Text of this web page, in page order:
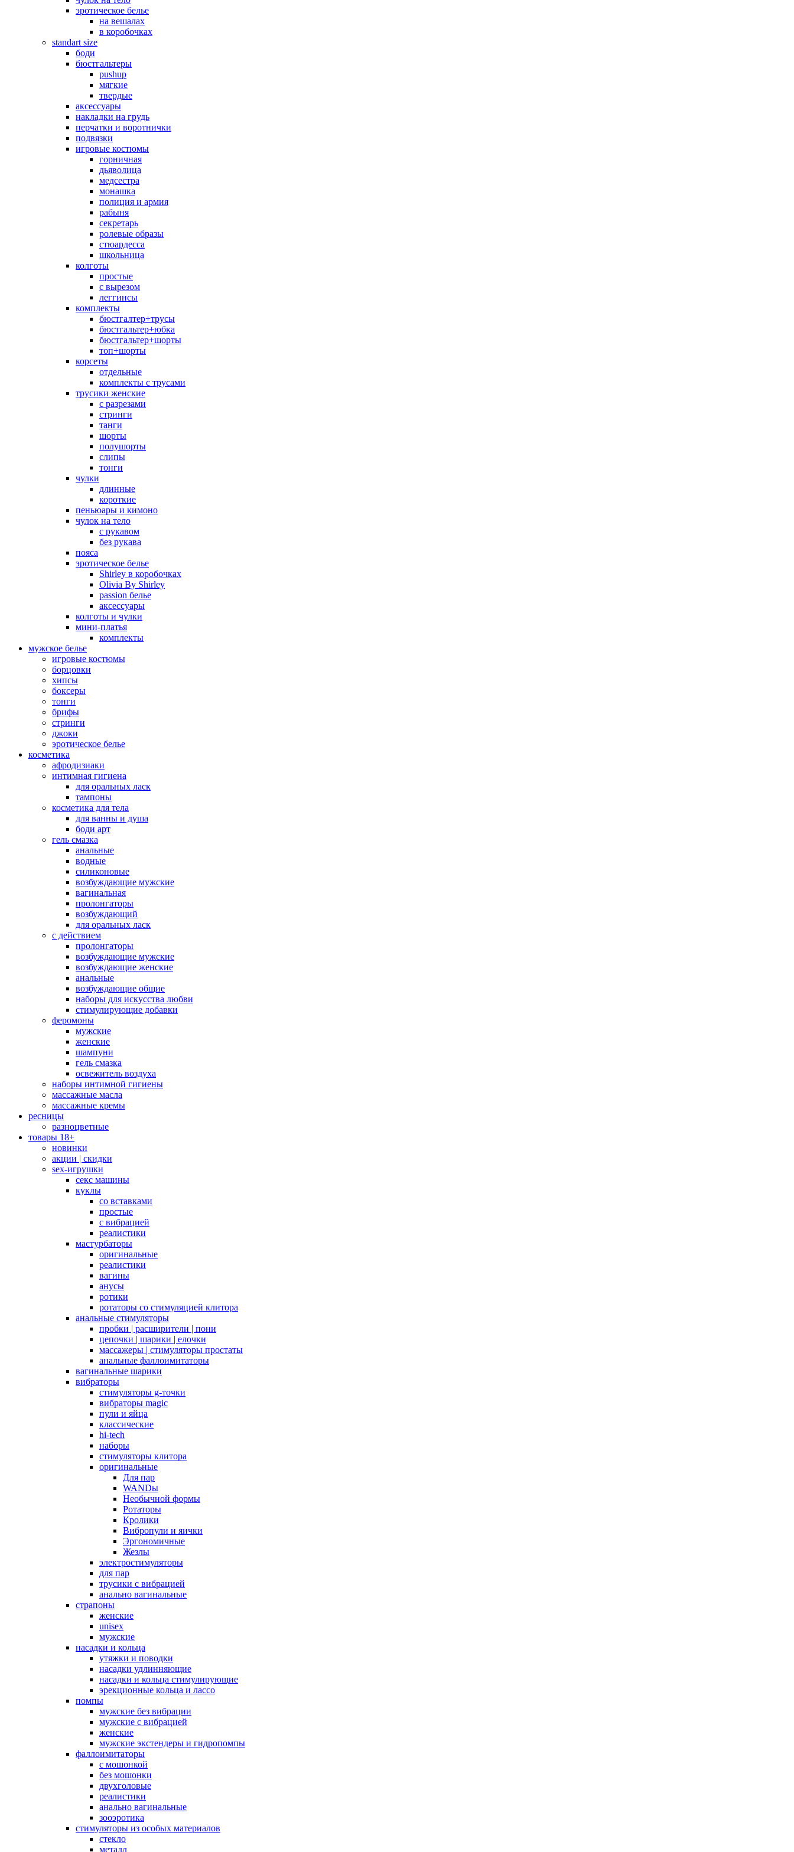
эротическое белье
на вешалах
в коробочках
standart size
боди
бюстгальтеры
pushup
мягкие
твердые
аксессуары
накладки на грудь
перчатки и воротнички
подвязки
игровые костюмы
горничная
дьяволица
медсестра
монашка
полиция и армия
рабыня
секретарь
ролевые образы
стюардесса
школьница
колготы
простые
с вырезом
леггинсы
комплекты
бюстгалтер+трусы
бюстгальтер+юбка
бюстгальтер+шорты
топ+шорты
корсеты
отдельные
комплекты с трусами
трусики женские
с разрезами
стринги
танги
шорты
полушорты
слипы
тонги
чулки
длинные
короткие
пеньюары и кимоно
чулок на тело
с рукавом
без рукава
пояса
эротическое белье
Shirley в коробочках
Olivia By Shirley
passion белье
аксессуары
колготы и чулки
мини-платья
комплекты
мужское белье
игровые костюмы
борцовки
хипсы
боксеры
тонги
брифы
стринги
джоки
эротическое белье
косметика
афродизиаки
интимная гигиена
для оральных ласк
тампоны
косметика для тела
для ванны и душа
боди арт
гель смазка
анальные
водные
силиконовые
возбуждающие мужские
вагинальная
пролонгаторы
возбуждающий
для оральных ласк
с действием
пролонгаторы
возбуждающие мужские
возбуждающие женские
анальные
возбуждающие общие
наборы для искусства любви
стимулирующие добавки
феромоны
мужские
женские
шампуни
гель смазка
освежитель воздуха
наборы интимной гигиены
массажные масла
массажные кремы
ресницы
разноцветные
товары 18+
новинки
акции | скидки
sex-игрушки
секс машины
куклы
со вставками
простые
с вибрацией
реалистики
мастурбаторы
оригинальные
реалистики
вагины
анусы
ротики
ротаторы со стимуляцией клитора
анальные стимуляторы
пробки | расширители | пони
цепочки | шарики | елочки
массажеры | стимуляторы простаты
анальные фаллоимитаторы
вагинальные шарики
вибраторы
стимуляторы g-точки
вибраторы magic
пули и яйца
классические
hi-tech
наборы
стимуляторы клитора
оригинальные
Для пар
WANDы
Необычной формы
Ротаторы
Кролики
Вибропули и яички
Эргономичные
Жезлы
электростимуляторы
для пар
трусики с вибрацией
анально вагинальные
страпоны
женские
unisex
мужские
насадки и кольца
утяжки и поводки
насадки удлинняющие
насадки и кольца стимулирующие
эрекционные кольца и лассо
помпы
мужские без вибрации
мужские с вибрацией
женские
мужские экстендеры и гидропомпы
фаллоимитаторы
с мошонкой
без мошонки
двухголовые
реалистики
анально вагинальные
зооэротика
стимуляторы из особых материалов
стекло
металл